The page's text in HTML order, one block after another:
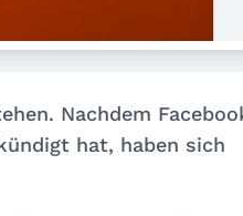
Nachdem
hat, haben sich